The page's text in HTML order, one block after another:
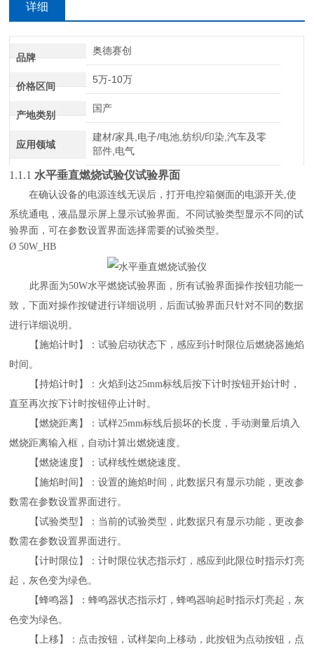
详细
介绍
品牌
奥德赛创
价格区间
5万-10万
产地类别
国产
应用领域
建材/家具,电子/电池,纺织/印染,汽车及零
部件,电气
1.1.1 水平垂直燃烧试验仪试验界面
在确认设备的电源连线无误后，打开电控箱侧面的电源开关,使
系统通电，液晶显示屏上显示试验界面。不同试验类型显示不同的试
验界面，可在参数设置界面选择需要的试验类型。
Ø50W_HB
此界面为50W水平燃烧试验界面，所有试验界面操作按钮功能一
致，下面对操作按键进行详细说明，后面试验界面只针对不同的数据
进行详细说明。
【施焰计时】：试验启动状态下，感应到计时限位后燃烧器施焰
时间。
【持焰计时】：火焰到达25mm标线后按下计时按钮开始计时，
直至再次按下计时按钮停止计时。
【燃烧距离】：试样25mm标线后损坏的长度，手动测量后填入
燃烧距离输入框，自动计算出燃烧速度。
【燃烧速度】：试样线性燃烧速度。
【施焰时间】：设置的施焰时间，此数据只有显示功能，更改参
数需在参数设置界面进行。
【试验类型】：当前的试验类型，此数据只有显示功能，更改参
数需在参数设置界面进行。
【计时限位】：计时限位状态指示灯，感应到此限位时指示灯亮
起，灰色变为绿色。
【蜂鸣器】：蜂鸣器状态指示灯，蜂鸣器响起时指示灯亮起，灰
色变为绿色。
【上移】：点击按钮，试样架向上移动，此按钮为点动按钮，点